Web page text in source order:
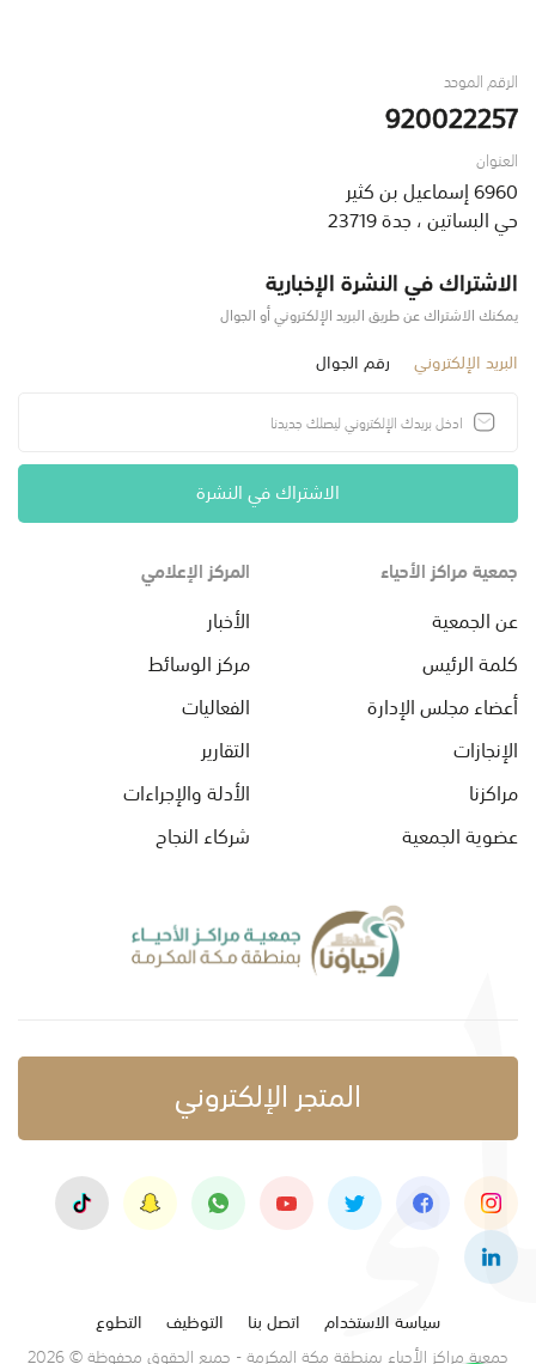
الرقم الموحد
920022257
العنوان
6960 إسماعيل بن كثير
حي البساتين ، جدة 23719
الاشتراك في النشرة الإخبارية
يمكنك الاشتراك عن طريق البريد الإلكتروني أو الجوال
البريد الإلكتروني رقم الجوال
الاشتراك في النشرة
جمعية مراكز الأحياء
عن الجمعية
كلمة الرئيس
أعضاء مجلس الإدارة
الإنجازات
مراكزنا
عضوية الجمعية
المركز الإعلامي
الأخبار
مركز الوسائط
الفعاليات
التقارير
الأدلة والإجراءات
شركاء النجاح
المتجر الإلكتروني
سياسة الاستخدام اتصل بنا التوظيف
التطوع
جمعية مراكز الأحياء بمنطقة مكة المكرمة - جميع الحقوق محفوظة © 2026